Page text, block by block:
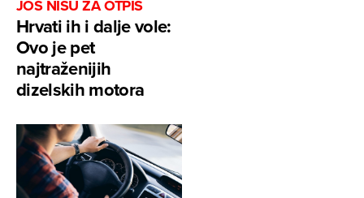
JOŠ NISU ZA OTPIS
Hrvati ih i dalje vole:
Ovo je pet
najtraženijih
dizelskih motora